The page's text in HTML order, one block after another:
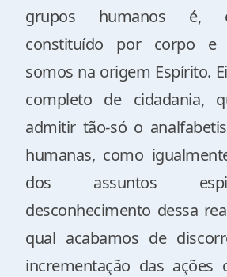
grupos humanos é,
constituído por corpo e
somos na origem Espírito.
completo de cidadania,
admitir tão-só o
humanas, como
dos assuntos
desconhecimento dessa
qual acabamos de
incrementação das ações